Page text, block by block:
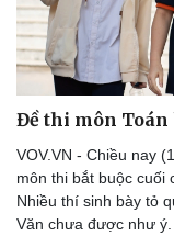
Thế giới thể thao
eSports
Hậu trường
Đề thi môn
VOV.VN - Chiều nay
môn thi bắt buộc cuối
Nhiều thí sinh bày tỏ
Văn chưa được như ý.